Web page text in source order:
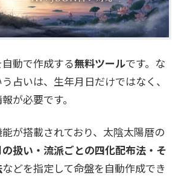
動で作成する無料ツールです。な
占いは、生年月日だけではなく、
が必要です。
が搭載されており、太陰太陽暦の
扱い・流派ごとの四化配布法・そ
などを指定して命盤を自動作成でき